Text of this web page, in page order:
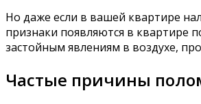
Но даже если в вашей квартире
признаки появляются в квартире
застойным явлениям в воздухе,
Частые причины